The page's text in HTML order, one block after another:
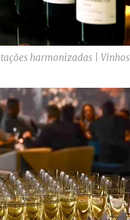
harmonizadas | Vinhos